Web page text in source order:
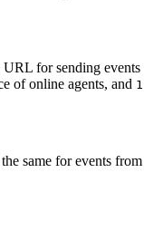
URL for sending
of online agents, and 1
same for events